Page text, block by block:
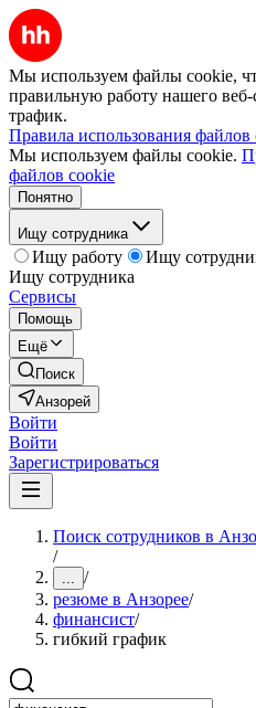
Мы используем файлы cookie,
правильную работу нашего веб-
трафик.
Правила использования файлов
Мы используем файлы cookie.
файлов cookie
Понятно
Ищу сотрудника
Ищу работу
Ищу
Ищу сотрудника
Сервисы
Помощь
Ещё
Поиск
Анзорей
Войти
Войти
Зарегистрироваться
Поиск сотрудников в
/
... /
резюме в Анзорее/
финансист/
гибкий график